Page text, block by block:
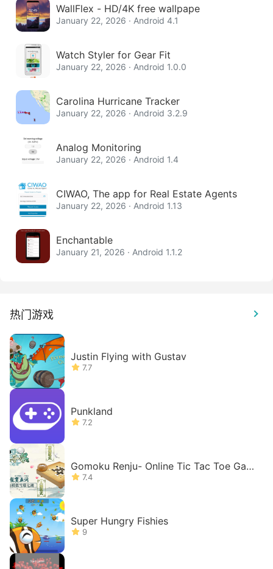
WallFlex - HD/4K free wallpape
January 22, 2026 · Android 4.1
Watch Styler for Gear Fit
January 22, 2026 · Android 1.0.0
Carolina Hurricane Tracker
January 22, 2026 · Android 3.2.9
Analog Monitoring
January 22, 2026 · Android 1.4
CIWAO, The app for Real Estate Agents
January 22, 2026 · Android 1.13
Enchantable
January 21, 2026 · Android 1.1.2
热门游戏
Justin Flying with Gustav
7.7
Punkland
7.2
Gomoku Renju- Online Tic Tac Toe Gam
e
7.4
Super Hungry Fishies
9